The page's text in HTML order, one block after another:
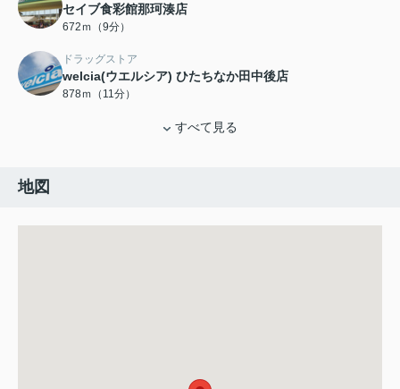
セイブ食彩館那珂湊店
672ｍ（9分）
ドラッグストア
welcia(ウエルシア) ひたちなか田中後店
878ｍ（11分）
すべて見る
地図